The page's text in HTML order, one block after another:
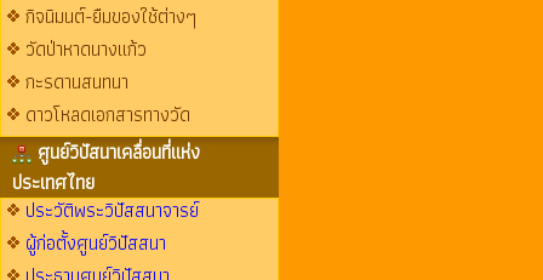
กิจนิมนต์-ยืมของใช้ต่างๆ
วัดป่าหาดนางแก้ว
กะรดานสนทนา
ดาวโหลดเอกสารทางวัด
ศูนย์วิปัสนาเคลื่อนที่แห่ง
ประเทศไทย
ประวัติพระวิปัสสนาจารย์
ผู้ก่อตั้งศูนย์วิปัสสนา